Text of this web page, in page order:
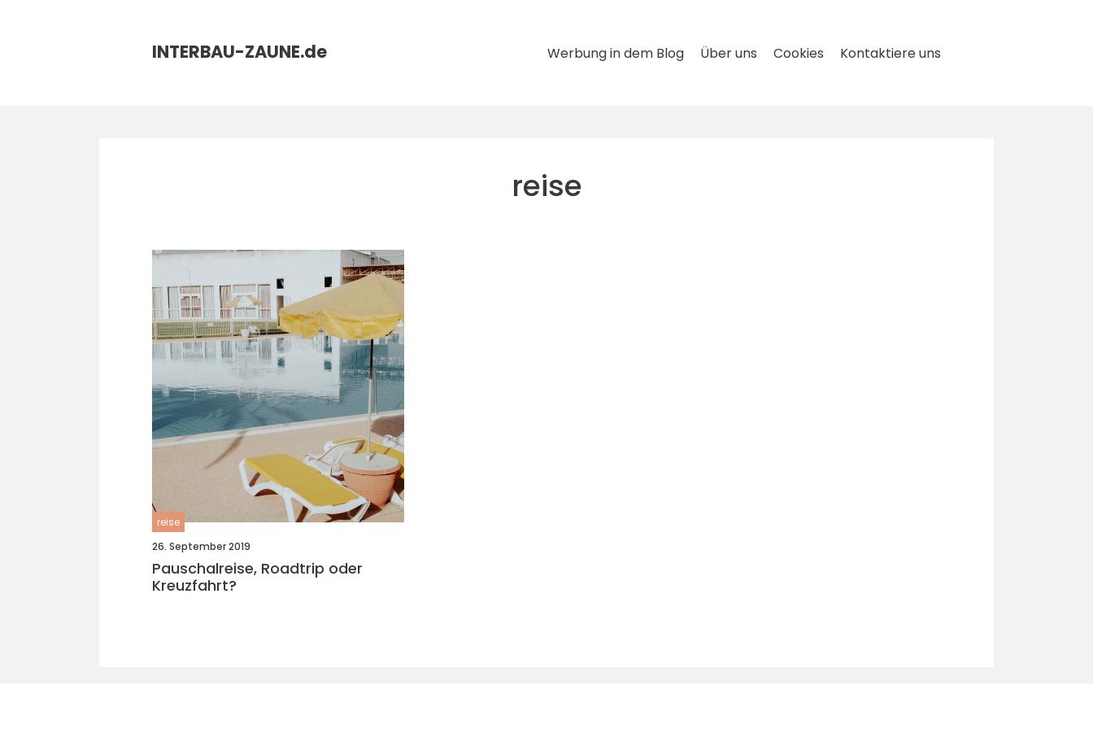
INTERBAU-ZAUNE.de Werbung in dem Blog Über uns Cookies Kontaktiere uns
reise
reise
26. September 2019
Pauschalreise, Roadtrip oder
Kreuzfahrt?